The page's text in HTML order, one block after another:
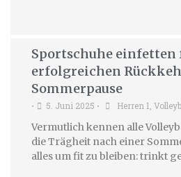
Sportschuhe einfetten
erfolgreichen
Sommerpause
• 5. Juni 2025 • Herren 1,
Vermutlich kennen alle
die Trägheit nach einer
alles um fit zu bleiben: trinkt